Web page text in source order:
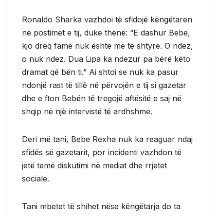
Ronaldo Sharka vazhdoi të sfidojë këngëtaren
në postimet e tij, duke thënë: “E dashur Bebe,
kjo dreq fame nuk është me të shtyre. O ndez,
o nuk ndez. Dua Lipa ka ndezur pa bërë këto
dramat që bën ti.” Ai shtoi se nuk ka pasur
ndonjë rast të tillë në përvojën e tij si gazetar
dhe e fton Bebën të tregojë aftësitë e saj në
shqip në një intervistë të ardhshme.
Deri më tani, Bebe Rexha nuk ka reaguar ndaj
sfidës së gazetarit, por incidenti vazhdon të
jetë temë diskutimi në mediat dhe rrjetet
sociale.
Tani mbetet të shihet nëse këngëtarja do ta